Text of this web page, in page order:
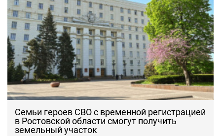
Семьи героев СВО с временной регистрацией
в Ростовской области смогут получить
земельный участок